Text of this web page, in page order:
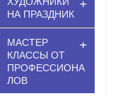
НА ПРАЗДНИК
+
МАСТЕР
КЛАССЫ ОТ
ПРОФЕССИОНА
ЛОВ